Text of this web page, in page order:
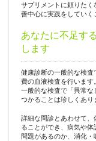
サプリメントに頼りた
善中心に実践をしていく
あなたに不足す
します
健康診断の一般的な検
費の血液検査を行います
一般的な検査で「異常
つかることは珍しくあり
詳細な問診とあわせて
ることができ、病気や
問題があるのか、消化